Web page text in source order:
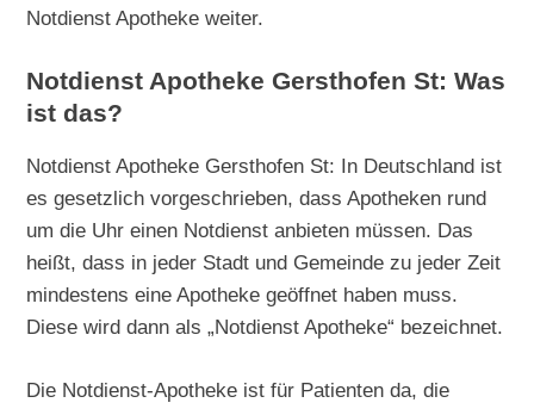
Notdienst Apotheke weiter.
Notdienst Apotheke Gersthofen St: Was
ist das?
Notdienst Apotheke Gersthofen St: In Deutschland ist
es gesetzlich vorgeschrieben, dass Apotheken rund
um die Uhr einen Notdienst anbieten müssen. Das
heißt, dass in jeder Stadt und Gemeinde zu jeder Zeit
mindestens eine Apotheke geöffnet haben muss.
Diese wird dann als „Notdienst Apotheke“ bezeichnet.
Die Notdienst-Apotheke ist für Patienten da, die